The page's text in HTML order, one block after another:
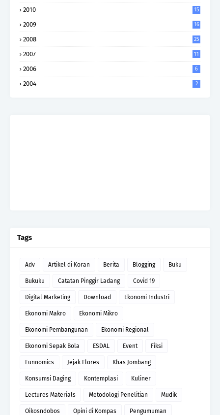
2010 15
2009 16
2008 25
2007 11
2006 6
2004 2
Tags
Adv Artikel di Koran Berita Blogging Buku
Bukuku Catatan Pinggir Ladang Covid 19
Digital Marketing Download Ekonomi Industri
Ekonomi Makro Ekonomi Mikro
Ekonomi Pembangunan Ekonomi Regional
Ekonomi Sepak Bola ESDAL Event Fiksi
Funnomics Jejak Flores Khas Jombang
Konsumsi Daging Kontemplasi Kuliner
Lectures Materials Metodologi Penelitian Mudik
Oikosndobos Opini di Kompas Pengumuman